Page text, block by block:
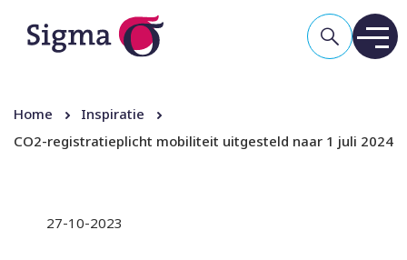
Home
Inspiratie
CO2-registratieplicht mobiliteit uitgesteld naar 1 juli 2024
27-10-2023